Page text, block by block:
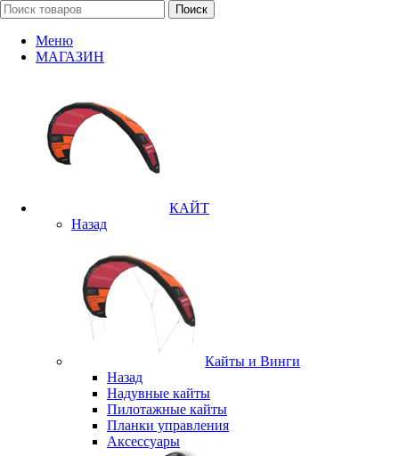
Поиск
Меню
МАГАЗИН
КАЙТ
Назад
Кайты и Винги
Назад
Надувные кайты
Пилотажные кайты
Планки управления
Аксессуары